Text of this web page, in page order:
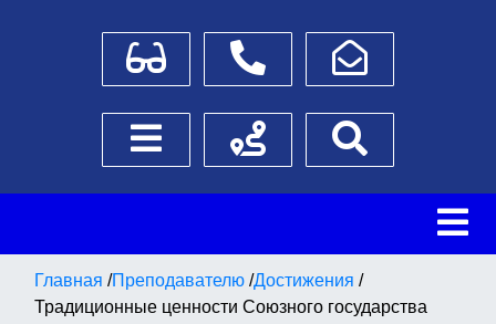
Для слабовидящихТелефоныНаписать обращение
Боковое менюСхема проезда
Главная /Преподавателю /Достижения /
Традиционные ценности Союзного государства